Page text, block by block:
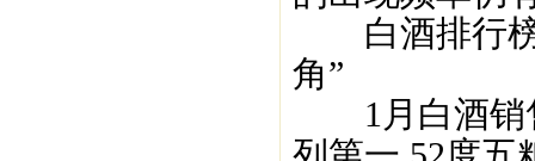
白酒排行榜
角”
1月白酒销售